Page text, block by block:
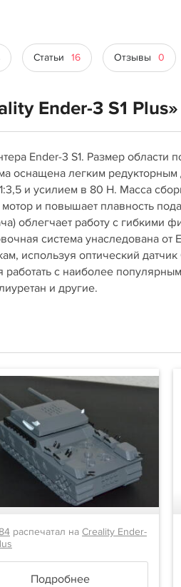
Статьи 16 Отзывы 0
Ender-3 S1 Plus»
Ender-3 S1. Размер
оснащена легким редукторным
и усилием в 80 Н. Масса
и повышает плавность
облегчает работу с гибкими
система унаследована от
используя оптический
работать с наиболее
и другие.
распечатал на Creality Ender-
Подробнее